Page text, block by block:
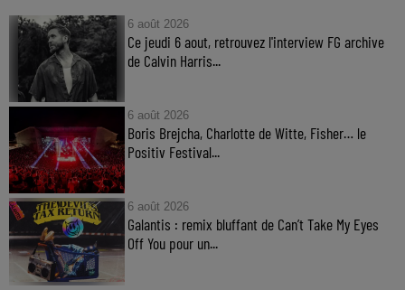
6 août 2026
Ce jeudi 6 aout, retrouvez l'interview FG archive
de Calvin Harris...
6 août 2026
Boris Brejcha, Charlotte de Witte, Fisher… le
Positiv Festival...
6 août 2026
Galantis : remix bluffant de Can’t Take My Eyes
Off You pour un...